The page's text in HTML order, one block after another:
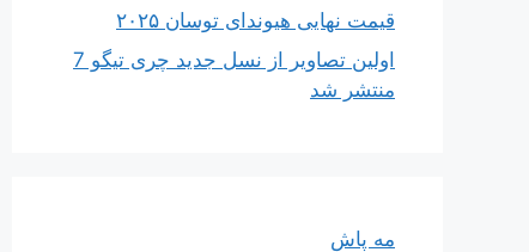
قیمت نهایی هیوندای توسان ۲۰۲۵
اولین تصاویر از نسل جدید چری تیگو 7
منتشر شد
مه پاش